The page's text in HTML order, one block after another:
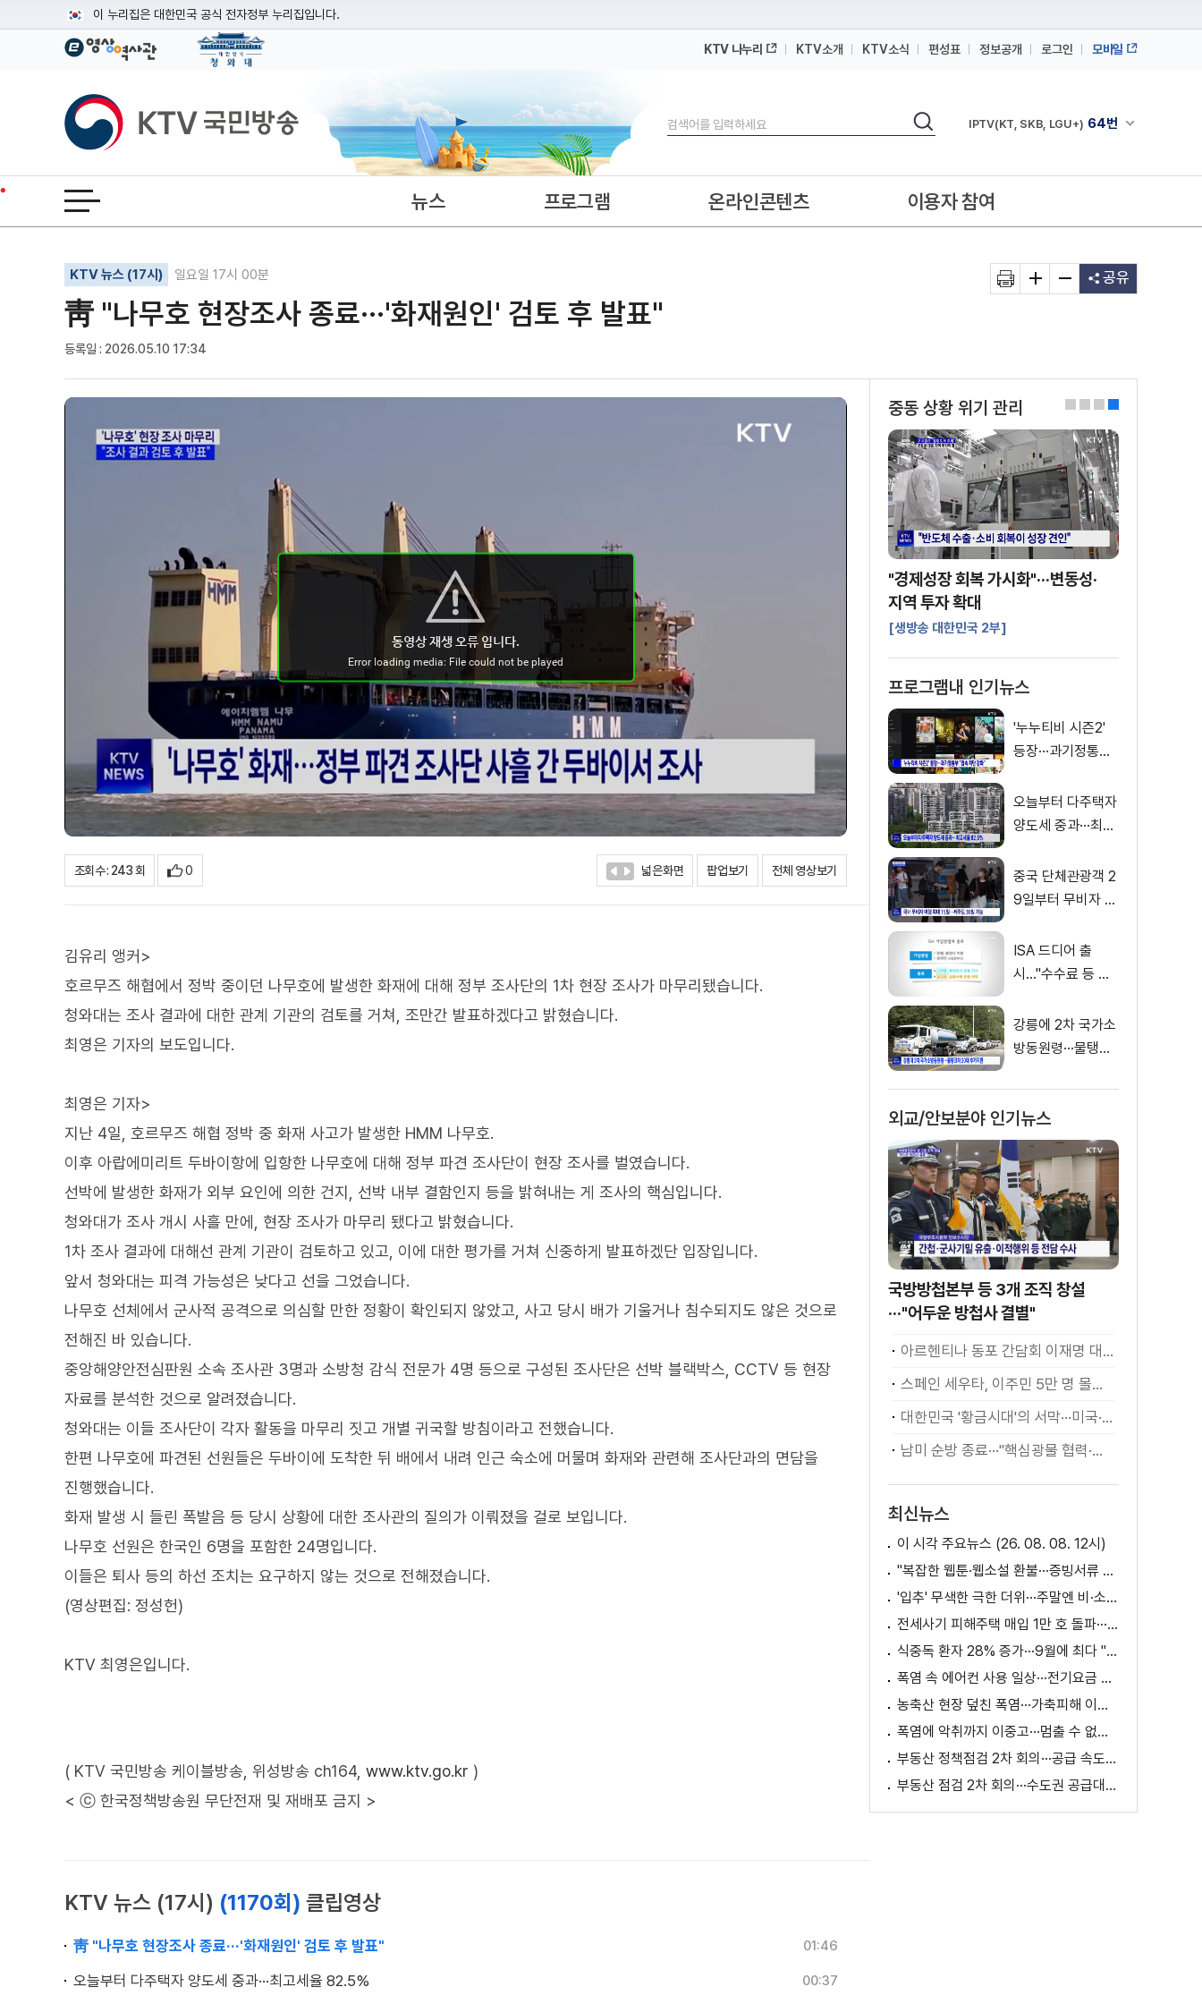
이 누리집은 대한민국 공식 전자정부 누리집입니다.
공식 누리집 주소 확인하기
이밖에 or.kr 또는 .kr등 다른 도메인 주소를 사용하고 있다면 아래 URL에서 도메인 주소를 확인해 보세요
운영중인 공식 누리집보기
KTV 나누리 KTV소개 KTV소식 편성표 정보공개 로그인 모바일
KTV국민방송
검색
검색 채널안내 펼쳐
IPTV(KT, SKB, LGU+) 64번
IPTV(KT, SKB, LGU+)
전체메뉴 열기 뉴스 프로그램 온라인콘텐츠 이용자 참여
KTV 뉴스 (17시) 일요일 17시 00분
靑 "나무호 현장조사 종료···'화재원인' 검토 후 발표"
등록일 : 2026.05.10 17:34
기사인쇄
글자확대
글자축소 공유
조회수 : 243 회 0 넓은화면 팝업보기 전체 영상보기
김유리 앵커>
호르무즈 해협에서 정박 중이던 나무호에 발생한 화재에 대해 정부 조사단의 1차 현장 조사가 마무리됐습니다.
청와대는 조사 결과에 대한 관계 기관의 검토를 거쳐, 조만간 발표하겠다고 밝혔습니다.
최영은 기자의 보도입니다.
최영은 기자>
지난 4일, 호르무즈 해협 정박 중 화재 사고가 발생한 HMM 나무호.
이후 아랍에미리트 두바이항에 입항한 나무호에 대해 정부 파견 조사단이 현장 조사를 벌였습니다.
선박에 발생한 화재가 외부 요인에 의한 건지, 선박 내부 결함인지 등을 밝혀내는 게 조사의 핵심입니다.
청와대가 조사 개시 사흘 만에, 현장 조사가 마무리 됐다고 밝혔습니다.
1차 조사 결과에 대해선 관계 기관이 검토하고 있고, 이에 대한 평가를 거쳐 신중하게 발표하겠단 입장입니다.
앞서 청와대는 피격 가능성은 낮다고 선을 그었습니다.
나무호 선체에서 군사적 공격으로 의심할 만한 정황이 확인되지 않았고, 사고 당시 배가 기울거나 침수되지도 않은 것으로
전해진 바 있습니다.
중앙해양안전심판원 소속 조사관 3명과 소방청 감식 전문가 4명 등으로 구성된 조사단은 선박 블랙박스, CCTV 등 현장
자료를 분석한 것으로 알려졌습니다.
청와대는 이들 조사단이 각자 활동을 마무리 짓고 개별 귀국할 방침이라고 전했습니다.
한편 나무호에 파견된 선원들은 두바이에 도착한 뒤 배에서 내려 인근 숙소에 머물며 화재와 관련해 조사단과의 면담을
진행했습니다.
화재 발생 시 들린 폭발음 등 당시 상황에 대한 조사관의 질의가 이뤄졌을 걸로 보입니다.
나무호 선원은 한국인 6명을 포함한 24명입니다.
이들은 퇴사 등의 하선 조치는 요구하지 않는 것으로 전해졌습니다.
(영상편집: 정성헌)
KTV 최영은입니다.
( KTV 국민방송 케이블방송, 위성방송 ch164, www.ktv.go.kr )
< ⓒ 한국정책방송원 무단전재 및 재배포 금지 >
KTV 뉴스 (17시) (1170회) 클립영상
靑 "나무호 현장조사 종료···'화재원인' 검토 후 발표" 01:46
오늘부터 다주택자 양도세 중과···최고세율 82.5% 00:37
중동 상황 위기 관리 0
1
2
3
"경제성장 회복 가시화"···변동성·
지역 투자 확대
[생방송 대한민국 2부]
프로그램내 인기뉴스
'누누티비 시즌2'
등장···과기정통부
오늘부터 다주택자
양도세 중과···최고
중국 단체관광객 2
9일부터 무비자 입
ISA 드디어 출
시…"수수료 등 꼼
강릉에 2차 국가소
방동원령···물탱크
외교/안보분야 인기뉴스
국방방첩본부 등 3개 조직 창설
···"어두운 방첩사 결별"
아르헨티나 동포 간담회 이재명 대통령 모두발언
스페인 세우타, 이주민 5만 명 몰려 [월드 투데이]
대한민국 '황금시대'의 서막···미국·남미 순방 성과 총정리 [정.주.행]
남미 순방 종료···"핵심광물 협력·원유 수입선 확대"
최신뉴스
이 시각 주요뉴스 (26. 08. 08. 12시)
"복잡한 웹툰·웹소설 환불···증빙서류 요구까지"
'입추' 무색한 극한 더위···주말엔 비·소나기
전세사기 피해주택 매입 1만 호 돌파···피해 지원 속도
식중독 환자 28% 증가···9월에 최다 "입추 방심 금물"
폭염 속 에어컨 사용 일상···전기요금 줄이려면?
농축산 현장 덮친 폭염···가축피해 이틀 새 28만 마리↑
폭염에 악취까지 이중고···멈출 수 없는 필수노동
부동산 정책점검 2차 회의···공급 속도전 본격화하나
부동산 점검 2차 회의···수도권 공급대책 논의